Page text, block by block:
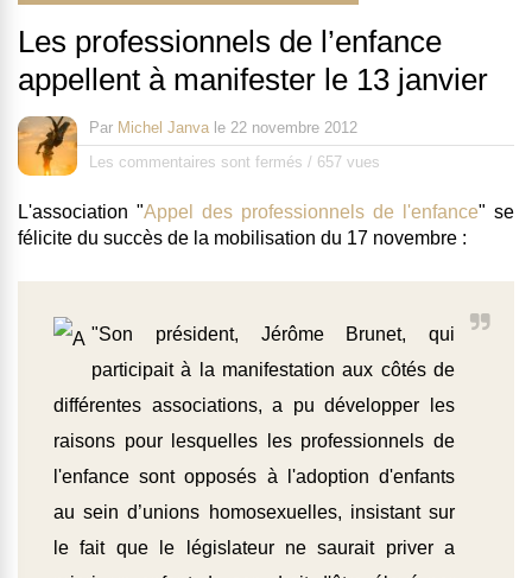
Les professionnels de l’enfance
appellent à manifester le 13 janvier
Par Michel Janva le 22 novembre 2012
Les commentaires sont fermés / 657 vues
L'association "Appel des professionnels de l'enfance" se
félicite du succès de la mobilisation du 17 novembre :
"Son président, Jérôme Brunet, qui
participait à la manifestation aux côtés de
différentes associations, a pu développer les
raisons pour lesquelles les professionnels de
l'enfance sont opposés à l'adoption d'enfants
au sein d’unions homosexuelles, insistant sur
le fait que le législateur ne saurait priver a